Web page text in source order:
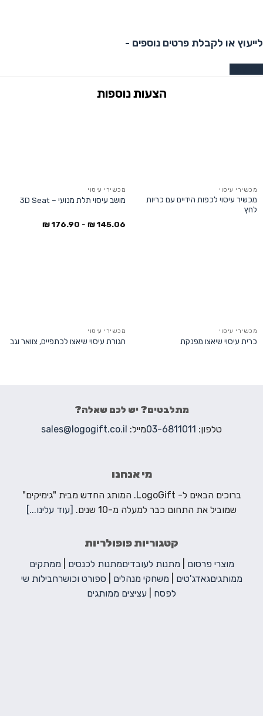
לייעוץ או לקבלת פרטים נוספים -
מכשירי עיסוי
מכשיר עיסוי לכפות הידיים עם כריות
לחץ
מכשירי עיסוי
מושב עיסוי תלת מנועי – 3D Seat
145.06
₪
-
176.90
₪
מכשירי עיסוי
כרית עיסוי שיאצו מפנקת
מכשירי עיסוי
חגורת עיסוי שיאצו לכתפיים, צוואר וגב
מתלבטים? יש לכם שאלה?
טלפון: 03-6811011מייל: sales@logogift.co.il
מי אנחנו
ברוכים הבאים ל- LogoGift. המותג החדש מבית "גימיקים"
שמוביל את התחום כבר למעלה מ-10 שנים.
[עוד עלינו...]
קטגוריות פופולריות
מוצרי פרסום מתנות לעובדיםמתנות לכנסים
ממתקים
ממותגיםגאדג'טים משחקי מנהלים ספורט וכושרחבילות שי
לפסח
עציצים ממותגים